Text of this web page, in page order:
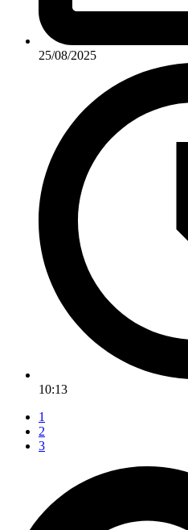
25/08/2025
10:13
1
2
3